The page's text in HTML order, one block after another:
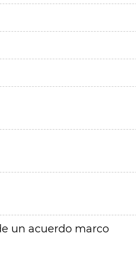
un acuerdo marco